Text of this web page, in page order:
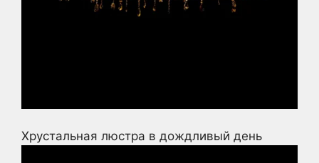
Хрустальная люстра в дождливый день